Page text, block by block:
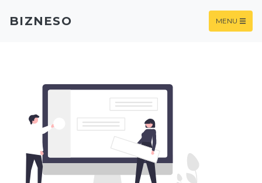
BIZNESO MENU